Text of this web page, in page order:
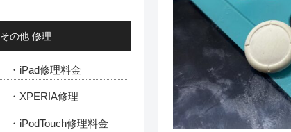
その他 修理
・iPad修理料金
・XPERIA修理
・iPodTouch修理料金